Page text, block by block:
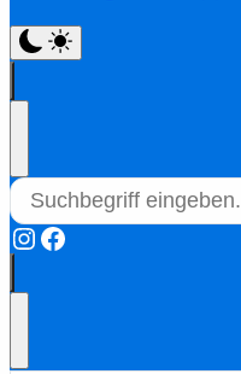
Instagram
Facebook